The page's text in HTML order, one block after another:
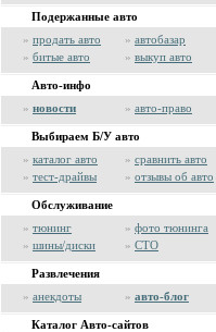
Подержанные авто
» продать авто » автобазар
» битые авто » выкуп авто
Авто-инфо
» новости » авто-право
Выбираем Б/У авто
» каталог авто » сравнить авто
» тест-драйвы » отзывы об авто
Обслуживание
» тюнинг » фото тюнинга
» шины/диски » СТО
Развлечения
» анекдоты » авто-блог
Каталог Авто-сайтов